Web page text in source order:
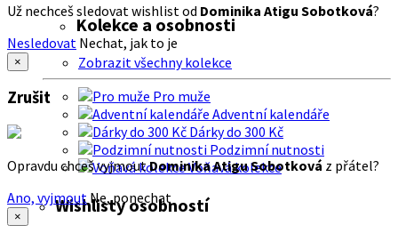
Kolekce a osobnosti
Zobrazit všechny kolekce
Pro muže
Adventní kalendáře
Dárky do 300 Kč
Podzimní nutnosti
Voňavá kolekce
Wishlisty osobností
Už nechceš sledovat wishlist od Dominika Atigu Sobotková?
Nesledovat Nechat, jak to je
×
Zrušit
Opravdu chceš vyjmoutDominika Atigu Sobotková z přátel?
Ano, vyjmout Ne, ponechat
×